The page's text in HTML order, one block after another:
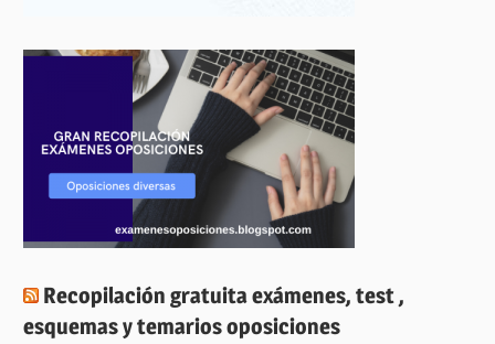
Recopilación gratuita exámenes, test ,
esquemas y temarios oposiciones